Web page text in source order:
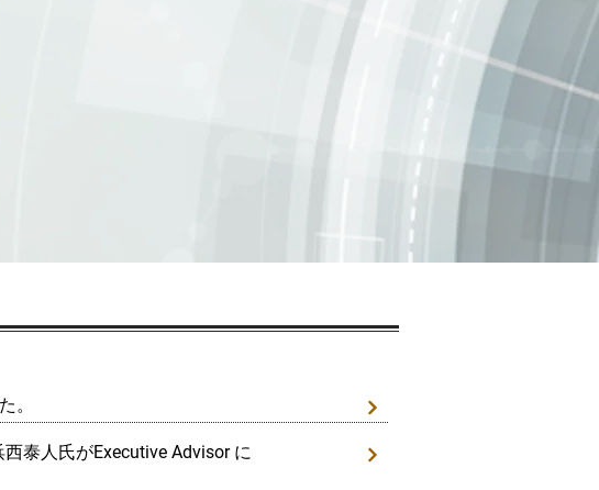
。
泰人氏がExecutive Advisor に